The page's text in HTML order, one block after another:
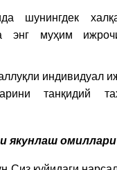
шунингдек
энг муҳим
индивидуал
танқидий
якунлаш